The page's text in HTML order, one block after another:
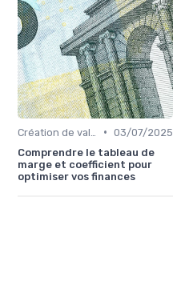
• 03/07/2025
Comprendre le tableau de
marge et coefficient pour
optimiser vos finances